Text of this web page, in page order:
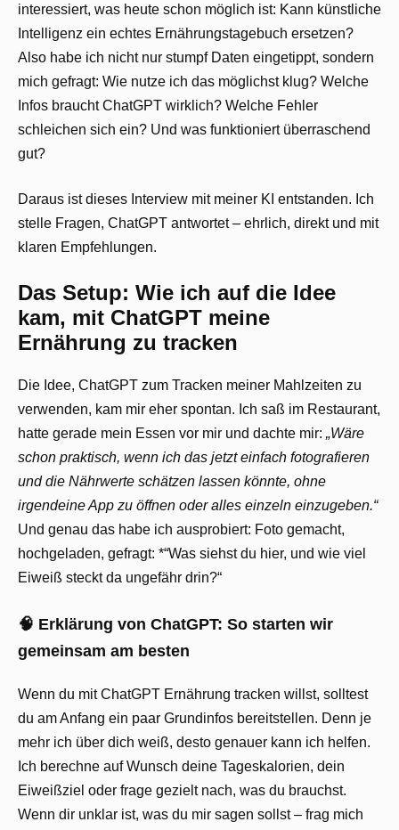
interessiert, was heute schon möglich ist: Kann künstliche
Intelligenz ein echtes Ernährungstagebuch ersetzen?
Also habe ich nicht nur stumpf Daten eingetippt, sondern
mich gefragt: Wie nutze ich das möglichst klug? Welche
Infos braucht ChatGPT wirklich? Welche Fehler
schleichen sich ein? Und was funktioniert überraschend
gut?
Daraus ist dieses Interview mit meiner KI entstanden. Ich
stelle Fragen, ChatGPT antwortet – ehrlich, direkt und mit
klaren Empfehlungen.
Das Setup: Wie ich auf die Idee
kam, mit ChatGPT meine
Ernährung zu tracken
Die Idee, ChatGPT zum Tracken meiner Mahlzeiten zu
verwenden, kam mir eher spontan. Ich saß im Restaurant,
hatte gerade mein Essen vor mir und dachte mir: „Wäre
schon praktisch, wenn ich das jetzt einfach fotografieren
und die Nährwerte schätzen lassen könnte, ohne
irgendeine App zu öffnen oder alles einzeln einzugeben.“
Und genau das habe ich ausprobiert: Foto gemacht,
hochgeladen, gefragt: *“Was siehst du hier, und wie viel
Eiweiß steckt da ungefähr drin?“
🧠 Erklärung von ChatGPT: So starten wir
gemeinsam am besten
Wenn du mit ChatGPT Ernährung tracken willst, solltest
du am Anfang ein paar Grundinfos bereitstellen. Denn je
mehr ich über dich weiß, desto genauer kann ich helfen.
Ich berechne auf Wunsch deine Tageskalorien, dein
Eiweißziel oder frage gezielt nach, was du brauchst.
Wenn dir unklar ist, was du mir sagen sollst – frag mich